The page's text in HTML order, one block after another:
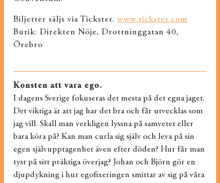
Biljetter säljs via Tickster. www.tickster.com
Butik: Direkten Nöje, Drottninggatan 40,
Örebro
Konsten att vara ego.
I dagens Sverige fokuseras det mesta på det egna jaget.
Det viktiga är att jag har det bra och får utvecklas som
jag vill. Skall man verkligen lyssna på samvetet eller
bara köra på? Kan man curla sig själv och leva på sin
egen självupptagenhet även efter döden? Hur får man
tyst på sitt präktiga överjag? Johan och Björn gör en
djupdykning i hur egofixeringen smittar av sig på våra